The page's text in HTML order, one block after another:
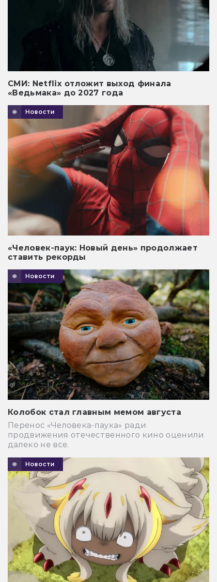
СМИ: Netflix отложит выход финала
«Ведьмака» до 2027 года
Новости
«Человек-паук: Новый день» продолжает
ставить рекорды
Новости
Колобок стал главным мемом августа
Перенос «Человека-паука» ради
продвижения отечественного кино оценили
далеко не все.
Новости